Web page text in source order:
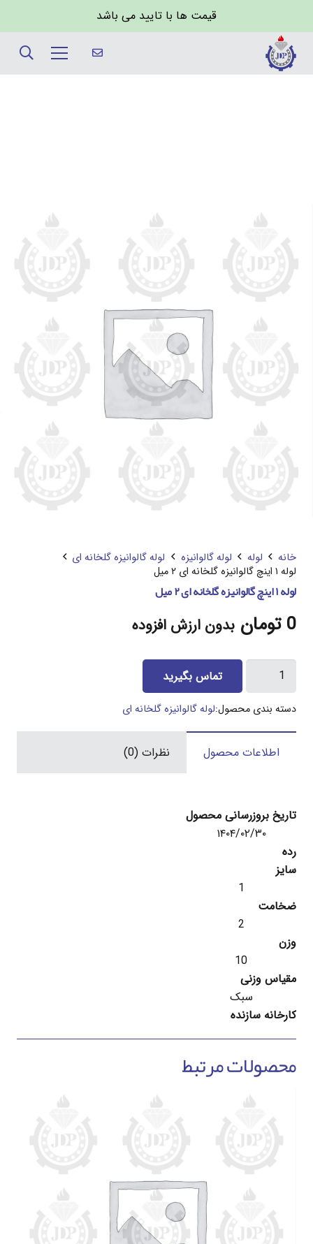
خانه لوله لوله گالوانیزه
لوله گالوانیزه گلخانه ای
لوله ۱ اینچ گالوانیزه گلخانه ای ۲ میل
لوله ۱ اینچ گالوانیزه گلخانه ای ۲ میل
0 تومان بدون ارزش افزوده
لوله
اینچ
عدد
تماس بگیرید
دسته بندی محصول:لوله گالوانیزه گلخانه ای
اطلاعات محصول نظرات (0)
تاریخ بروزرسانی محصول
۱۴۰۴/۰۲/۳۰
رده
سایز
1
ضخامت
2
وزن
10
مقیاس وزنی
سبک
کارخانه سازنده
محصولات مرتبط
قیمت ها با تایید می باشد